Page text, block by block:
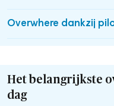
Overwhere dankzij
Het belangrijkste
dag